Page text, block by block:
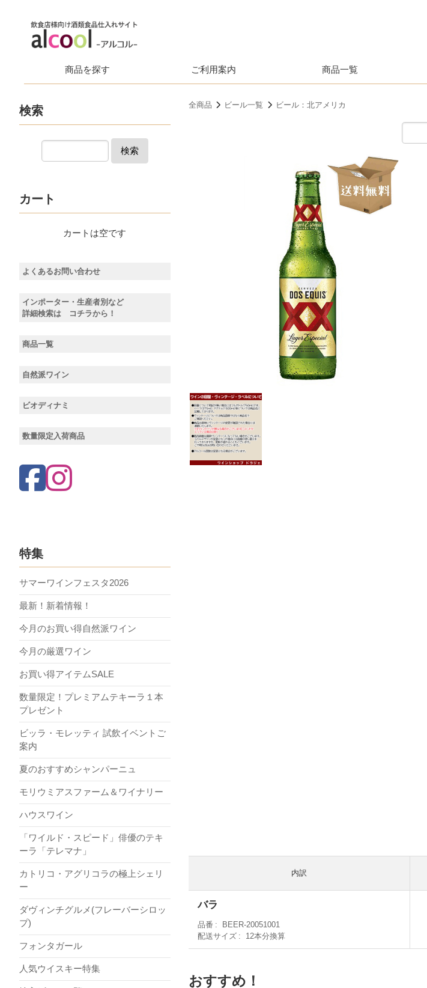
商品を探す ご利用案内 商品一覧
全商品 ビール一覧 ビール：北アメリカ
内訳
バラ
品番
BEER-20051001
配送サイズ
12本分換算
おすすめ！
検索
検索
カート
カートは空です
よくあるお問い合わせ
インポーター・生産者別など
詳細検索は コチラから！
商品一覧
自然派ワイン
ビオディナミ
数量限定入荷商品
特集
サマーワインフェスタ2026
最新！新着情報！
今月のお買い得自然派ワイン
今月の厳選ワイン
お買い得アイテムSALE
数量限定！プレミアムテキーラ１本
プレゼント
ビッラ・モレッティ 試飲イベントご
案内
夏のおすすめシャンパーニュ
モリウミアスファーム＆ワイナリー
ハウスワイン
「ワイルド・スピード」俳優のテキ
ーラ「テレマナ」
カトリコ・アグリコラの極上シェリ
ー
ダヴィンチグルメ(フレーバーシロッ
プ)
フォンタガール
人気ウイスキー特集